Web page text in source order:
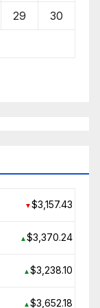
29 30
▼$3,157.43
▲$3,370.24
▲$3,238.10
▲$3,652.18